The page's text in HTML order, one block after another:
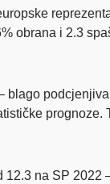
obrana i 2.3
blago
prognoze.
na SP 2022